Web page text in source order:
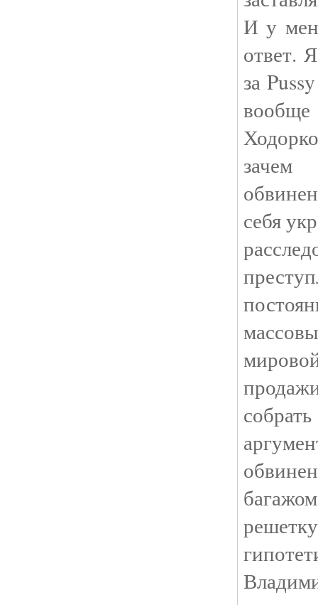
И у
ответ.
за
зачем
себя